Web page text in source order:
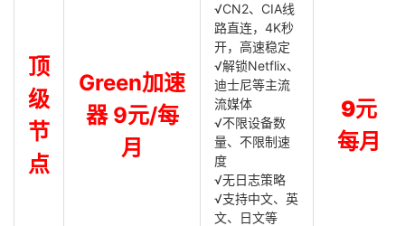
顶
级
节
点
Green加速
器 9元/每
月
√CN2、CIA线
路直连，4K秒
开，高速稳定
√解锁Netflix、
迪士尼等主流
流媒体
√不限设备数
量、不限制速
度
√无日志策略
√支持中文、英
文、日文等
9元
每月